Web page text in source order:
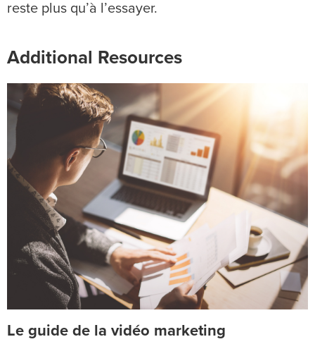
reste plus qu’à l’essayer.
Additional Resources
Le guide de la vidéo marketing